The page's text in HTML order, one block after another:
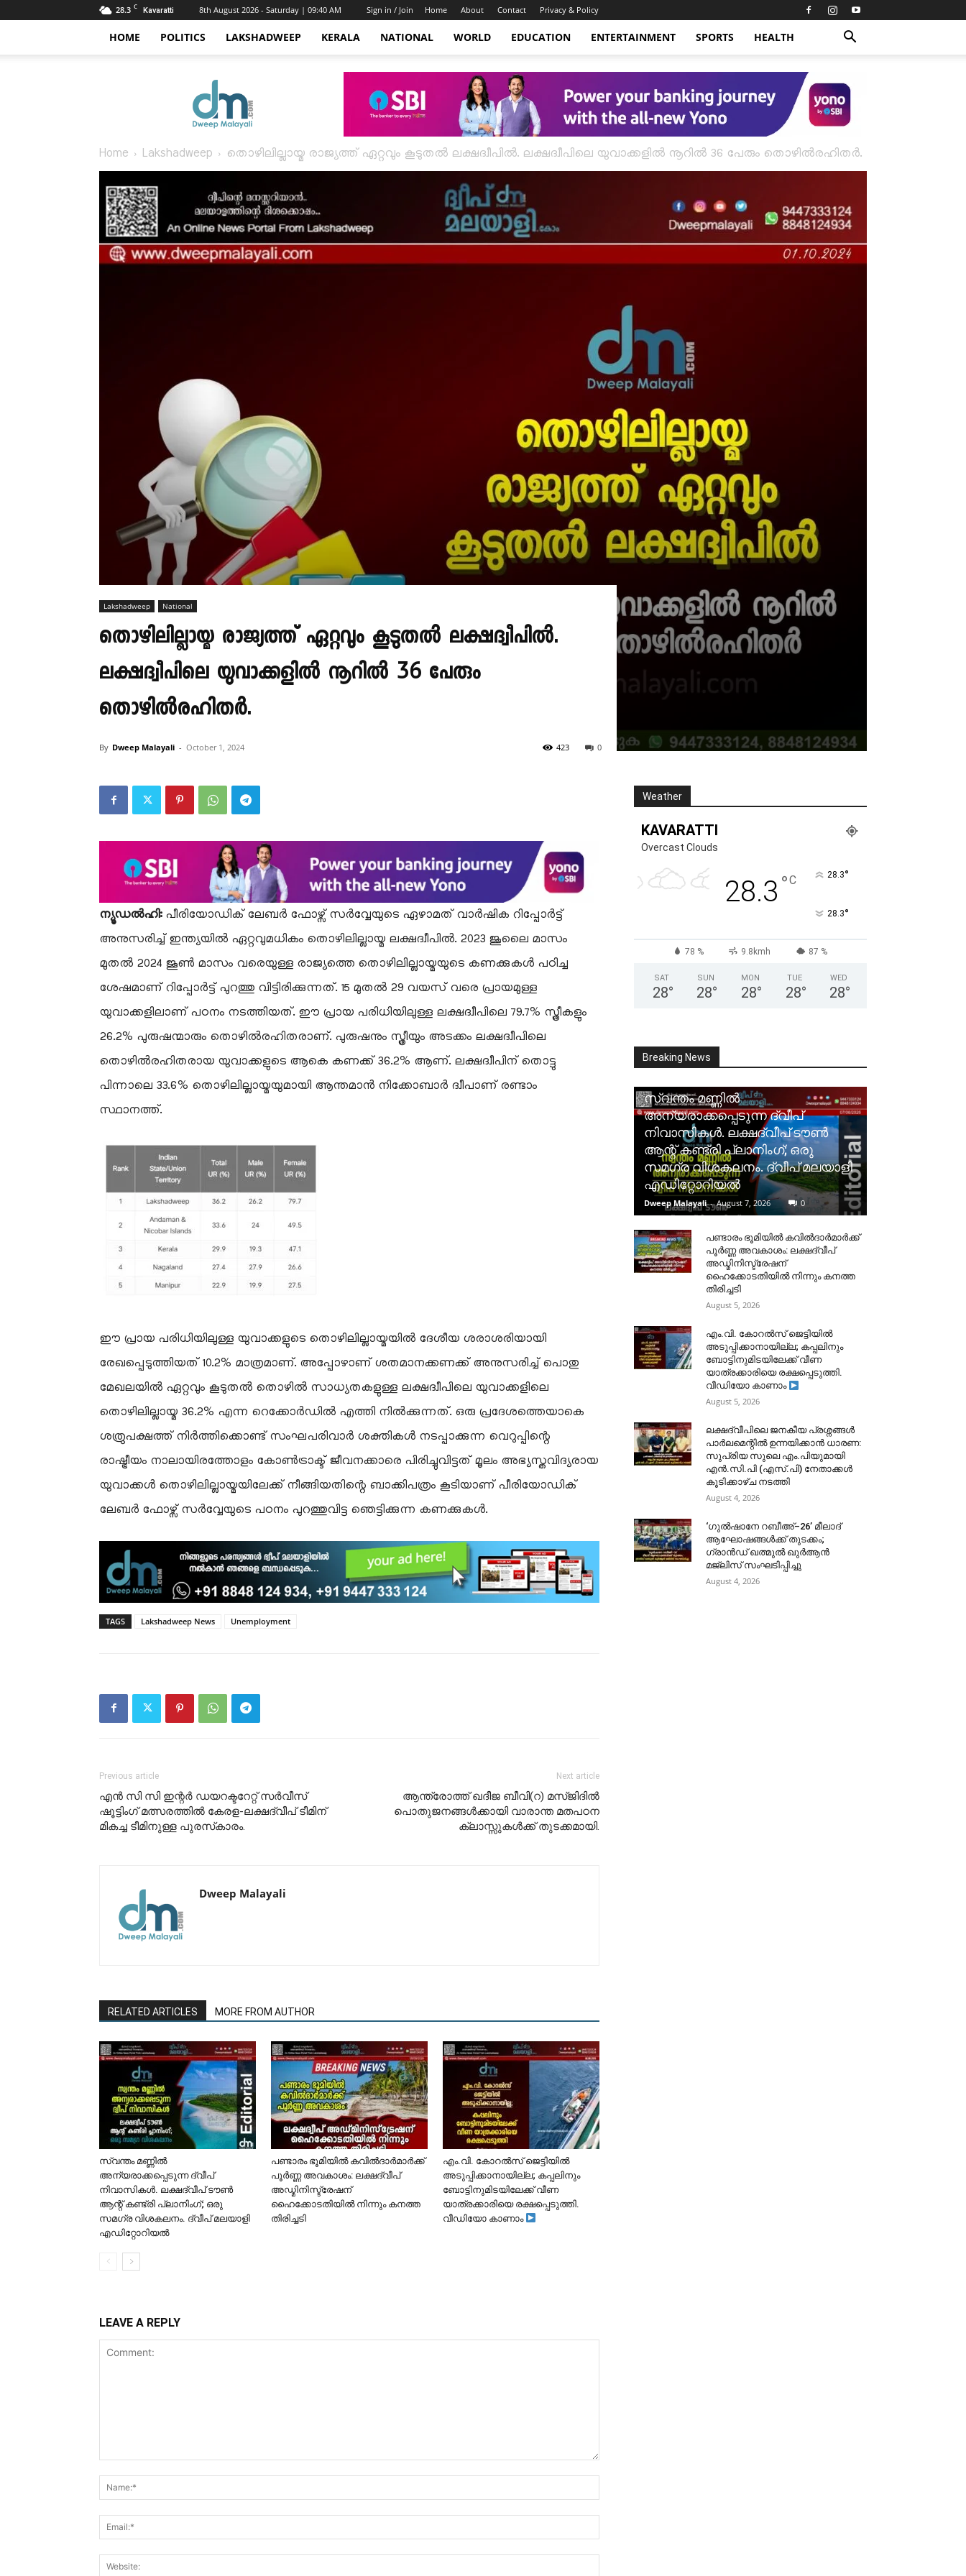
28.3 C Kavaratti 8th August 2026 - Saturday | 09:40 AM Sign in / Join Home About Contact Privacy & Policy
HOME POLITICS LAKSHADWEEP KERALA NATIONAL WORLD EDUCATION ENTERTAINMENT SPORTS HEALTH
Home Lakshadweep തൊഴിലില്ലായ്മ രാജ്യത്ത് ഏറ്റവും കൂടുതൽ ലക്ഷദ്വീപിൽ. ലക്ഷദ്വീപിലെ യുവാക്കളിൽ നൂറിൽ 36 പേരും തൊഴിൽരഹിതർ.
Lakshadweep National
തൊഴിലില്ലായ്മ രാജ്യത്ത് ഏറ്റവും കൂടുതൽ ലക്ഷദ്വീപിൽ.
ലക്ഷദ്വീപിലെ യുവാക്കളിൽ നൂറിൽ 36 പേരും
തൊഴിൽരഹിതർ.
By Dweep Malayali - October 1, 2024 0
423
ന്യൂഡൽഹി:പീരിയോഡിക് ലേബർ ഫോഴ്സ് സർവ്വേയുടെ ഏഴാമത് വാർഷിക റിപ്പോർട്ട്
അനുസരിച്ച് ഇന്ത്യയിൽ ഏറ്റവുമധികം തൊഴിലില്ലായ്മ ലക്ഷദ്വീപിൽ. 2023 ജൂലൈ മാസം
മുതൽ 2024 ജൂൺ മാസം വരെയുള്ള രാജ്യത്തെ തൊഴിലില്ലായ്മയുടെ കണക്കുകൾ പഠിച്ച
ശേഷമാണ് റിപ്പോർട്ട് പുറത്തു വിട്ടിരിക്കുന്നത്. 15 മുതൽ 29 വയസ് വരെ പ്രായമുള്ള
യുവാക്കളിലാണ് പഠനം നടത്തിയത്. ഈ പ്രായ പരിധിയിലുള്ള ലക്ഷദ്വീപിലെ 79.7% സ്ത്രീകളും
26.2% പുരുഷന്മാരും തൊഴിൽരഹിതരാണ്. പുരുഷനും സ്ത്രീയും അടക്കം ലക്ഷദ്വീപിലെ
തൊഴിൽരഹിതരായ യുവാക്കളുടെ ആകെ കണക്ക് 36.2% ആണ്. ലക്ഷദ്വീപിന് തൊട്ടു
പിന്നാലെ 33.6% തൊഴിലില്ലായ്മയുമായി ആന്തമാൻ നിക്കോബാർ ദ്വീപാണ് രണ്ടാം
സ്ഥാനത്ത്.
ഈ പ്രായ പരിധിയിലുള്ള യുവാക്കളുടെ തൊഴിലില്ലായ്മയിൽ ദേശീയ ശരാശരിയായി
രേഖപ്പെടുത്തിയത് 10.2% മാത്രമാണ്. അപ്പോഴാണ് ശതമാനക്കണക്ക് അനുസരിച്ച് പൊതു
മേഖലയിൽ ഏറ്റവും കൂടുതൽ തൊഴിൽ സാധ്യതകളുള്ള ലക്ഷദ്വീപിലെ യുവാക്കളിലെ
തൊഴിലില്ലായ്മ 36.2% എന്ന റെക്കോർഡിൽ എത്തി നിൽക്കുന്നത്. ഒരു പ്രദേശത്തെയാകെ
ശത്രുപക്ഷത്ത് നിർത്തിക്കൊണ്ട് സംഘപരിവാർ ശക്തികൾ നടപ്പാക്കുന്ന വെറുപ്പിന്റെ
രാഷ്ട്രീയം നാലായിരത്തോളം കോൺട്രാക്ട് ജീവനക്കാരെ പിരിച്ചുവിട്ടത് മൂലം അഭ്യസ്തവിദ്യരായ
യുവാക്കൾ തൊഴിലില്ലായ്മയിലേക്ക് നീങ്ങിയതിന്റെ ബാക്കിപത്രം കൂടിയാണ് പീരിയോഡിക്
ലേബർ ഫോഴ്സ് സർവ്വേയുടെ പഠനം പുറത്തുവിട്ട ഞെട്ടിക്കുന്ന കണക്കുകൾ.
TAGS Lakshadweep News Unemployment
Previous article
എൻ സി സി ഇന്റർ ഡയറക്ടറേറ്റ് സർവീസ്
ഷൂട്ടിംഗ് മത്സരത്തിൽ കേരള-ലക്ഷദ്വീപ് ടീമിന്
മികച്ച ടീമിനുള്ള പുരസ്‌കാരം.
Next article
ആന്ത്രോത്ത് ഖദീജ ബീവി(റ) മസ്ജിദിൽ
പൊതുജനങ്ങൾക്കായി വാരാന്ത മതപഠന
ക്ലാസ്സുകൾക്ക് തുടക്കമായി.
Dweep Malayali
RELATED ARTICLES MORE FROM AUTHOR
സ്വന്തം മണ്ണിൽ
അന്യരാക്കപ്പെടുന്ന ദ്വീപ്
നിവാസികൾ. ലക്ഷദ്വീപ് ടൗൺ
ആന്റ് കണ്ട്രി പ്ലാനിംഗ്; ഒരു
സമഗ്ര വിശകലനം. ദ്വീപ് മലയാളി
എഡിറ്റോറിയൽ
പണ്ടാരം ഭൂമിയിൽ കവിൽദാർമാർക്ക്
പൂർണ്ണ അവകാശം: ലക്ഷദ്വീപ്
അഡ്മിനിസ്ട്രേഷന്
ഹൈക്കോടതിയിൽ നിന്നും കനത്ത
തിരിച്ചടി
​എം.വി. കോറൽസ് ജെട്ടിയിൽ
അടുപ്പിക്കാനായില്ല; കപ്പലിനും
ബോട്ടിനുമിടയിലേക്ക് വീണ
യാത്രക്കാരിയെ രക്ഷപ്പെടുത്തി.
വീഡിയോ കാണാം
LEAVE A REPLY
Weather
KAVARATTI
Overcast Clouds
28.3 °C 28.3°
28.3°
78 % 9.8kmh 87 %
SAT
28°
SUN
28°
MON
28°
TUE
28°
WED
28°
Breaking News
സ്വന്തം മണ്ണിൽ
അന്യരാക്കപ്പെടുന്ന ദ്വീപ്
നിവാസികൾ. ലക്ഷദ്വീപ് ടൗൺ
ആന്റ് കണ്ട്രി പ്ലാനിംഗ്; ഒരു
സമഗ്ര വിശകലനം. ദ്വീപ് മലയാളി
എഡിറ്റോറിയൽ
Dweep Malayali - August 7, 2026 0
പണ്ടാരം ഭൂമിയിൽ കവിൽദാർമാർക്ക്
പൂർണ്ണ അവകാശം: ലക്ഷദ്വീപ്
അഡ്മിനിസ്ട്രേഷന്
ഹൈക്കോടതിയിൽ നിന്നും കനത്ത
തിരിച്ചടി
August 5, 2026
​എം.വി. കോറൽസ് ജെട്ടിയിൽ
അടുപ്പിക്കാനായില്ല; കപ്പലിനും
ബോട്ടിനുമിടയിലേക്ക് വീണ
യാത്രക്കാരിയെ രക്ഷപ്പെടുത്തി.
വീഡിയോ കാണാം
August 5, 2026
ലക്ഷദ്വീപിലെ ജനകീയ പ്രശ്നങ്ങൾ
പാർലമെന്റിൽ ഉന്നയിക്കാൻ ധാരണ:
സുപ്രിയ സുലെ എം.പിയുമായി
എൻ.സി.പി (എസ്.പി) നേതാക്കൾ
കൂടിക്കാഴ്ച നടത്തി
August 4, 2026
‘ഗുൽഷാനേ റബീഅ്–26’ മീലാദ്
ആഘോഷങ്ങൾക്ക് തുടക്കം;
ഗ്രാൻഡ് ഖത്മുൽ ഖുർആൻ
മജ്‌ലിസ് സംഘടിപ്പിച്ചു
August 4, 2026